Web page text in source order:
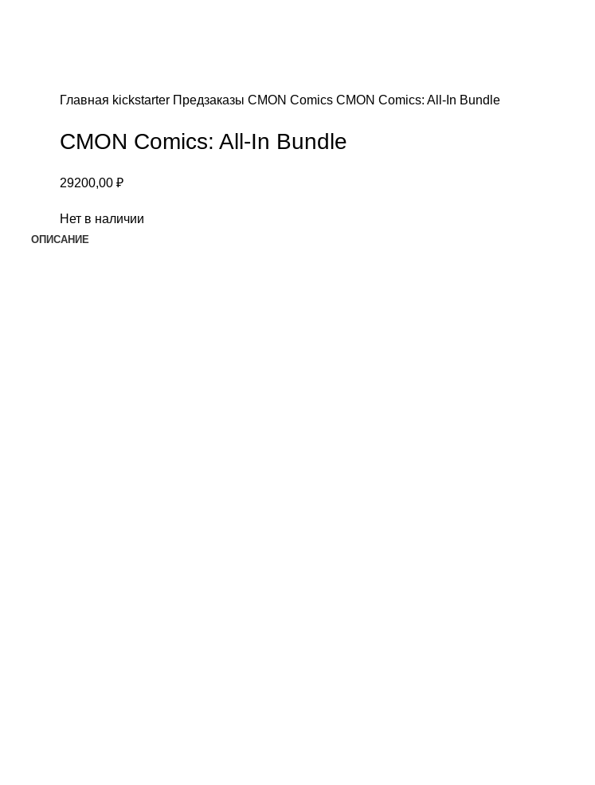
Главная kickstarter Предзаказы CMON Comics CMON Comics: All-In Bundle
CMON Comics: All-In Bundle
29200,00 ₽
Нет в наличии
ОПИСАНИЕ